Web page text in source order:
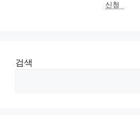
신청
검색